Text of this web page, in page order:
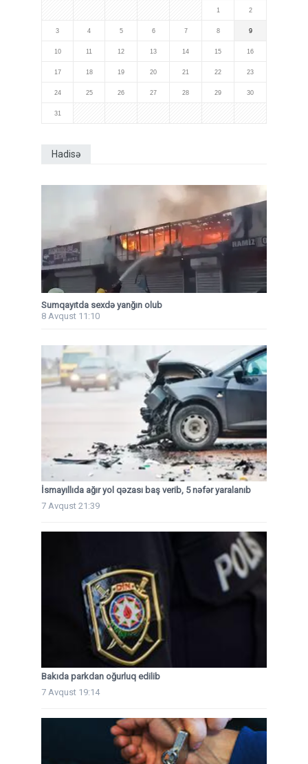
1 2
3 4 5 6 7 8 9
10 11 12 13 14 15 16
17 18 19 20 21 22 23
24 25 26 27 28 29 30
31
Hadisə
Sumqayıtda sexdə yanğın olub
8 Avqust 11:10
İsmayıllıda ağır yol qəzası baş verib, 5 nəfər yaralanıb
7 Avqust 21:39
Bakıda parkdan oğurluq edilib
7 Avqust 19:14